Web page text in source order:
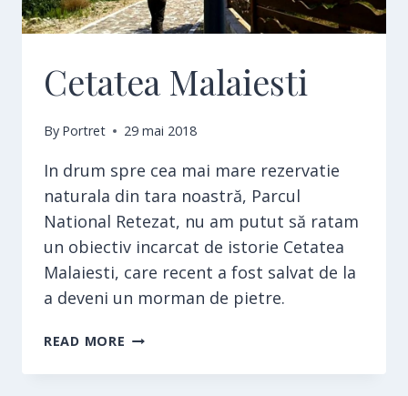
Cetatea Malaiesti
By Portret 29 mai 2018
In drum spre cea mai mare rezervatie
naturala din tara noastră, Parcul
National Retezat, nu am putut să ratam
un obiectiv incarcat de istorie Cetatea
Malaiesti, care recent a fost salvat de la
a deveni un morman de pietre.
READ MORE CETATEA